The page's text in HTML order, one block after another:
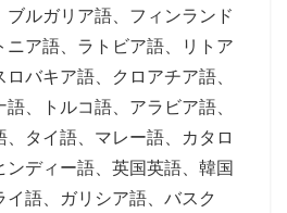
ブルガリア語、フィンランド
ニア語、ラトビア語、リトア
バキア語、クロアチア語、
、トルコ語、アラビア語、
、タイ語、マレー語、カタロ
ンディー語、英国英語、韓国
イ語、ガリシア語、バスク